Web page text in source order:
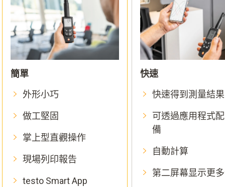
簡單
外形小巧
做工堅固
掌上型直觀操作
現場列印報告
testo Smart App
快速
快速得到測量結果
可透過應用程式
備
自動計算
第二屏幕显示更